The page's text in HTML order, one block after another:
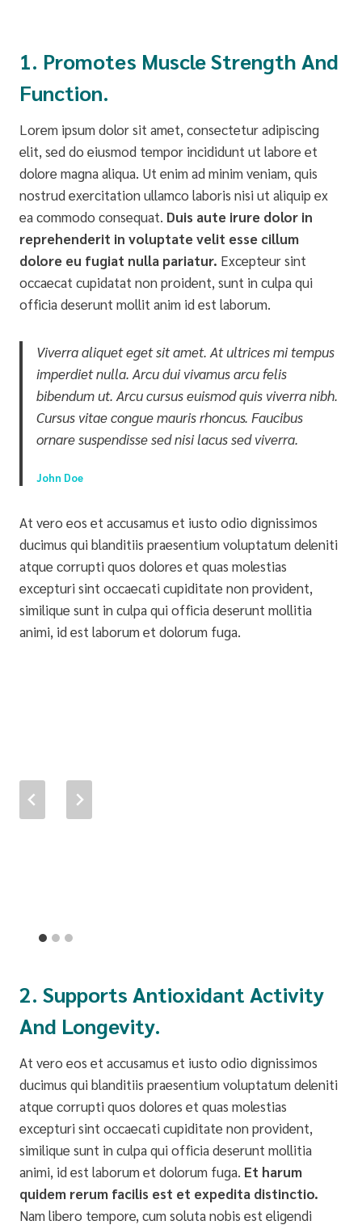
1. Promotes Muscle Strength And
Function.
Lorem ipsum dolor sit amet, consectetur adipiscing
elit, sed do eiusmod tempor incididunt ut labore et
dolore magna aliqua. Ut enim ad minim veniam, quis
nostrud exercitation ullamco laboris nisi ut aliquip ex
ea commodo consequat. Duis aute irure dolor in
reprehenderit in voluptate velit esse cillum
dolore eu fugiat nulla pariatur. Excepteur sint
occaecat cupidatat non proident, sunt in culpa qui
officia deserunt mollit anim id est laborum.
Viverra aliquet eget sit amet. At ultrices mi tempus
imperdiet nulla. Arcu dui vivamus arcu felis
bibendum ut. Arcu cursus euismod quis viverra nibh.
Cursus vitae congue mauris rhoncus. Faucibus
ornare suspendisse sed nisi lacus sed viverra.
John Doe
At vero eos et accusamus et iusto odio dignissimos
ducimus qui blanditiis praesentium voluptatum deleniti
atque corrupti quos dolores et quas molestias
excepturi sint occaecati cupiditate non provident,
similique sunt in culpa qui officia deserunt mollitia
animi, id est laborum et dolorum fuga.
2. Supports Antioxidant Activity
And Longevity.
At vero eos et accusamus et iusto odio dignissimos
ducimus qui blanditiis praesentium voluptatum deleniti
atque corrupti quos dolores et quas molestias
excepturi sint occaecati cupiditate non provident,
similique sunt in culpa qui officia deserunt mollitia
animi, id est laborum et dolorum fuga. Et harum
quidem rerum facilis est et expedita distinctio.
Nam libero tempore, cum soluta nobis est eligendi